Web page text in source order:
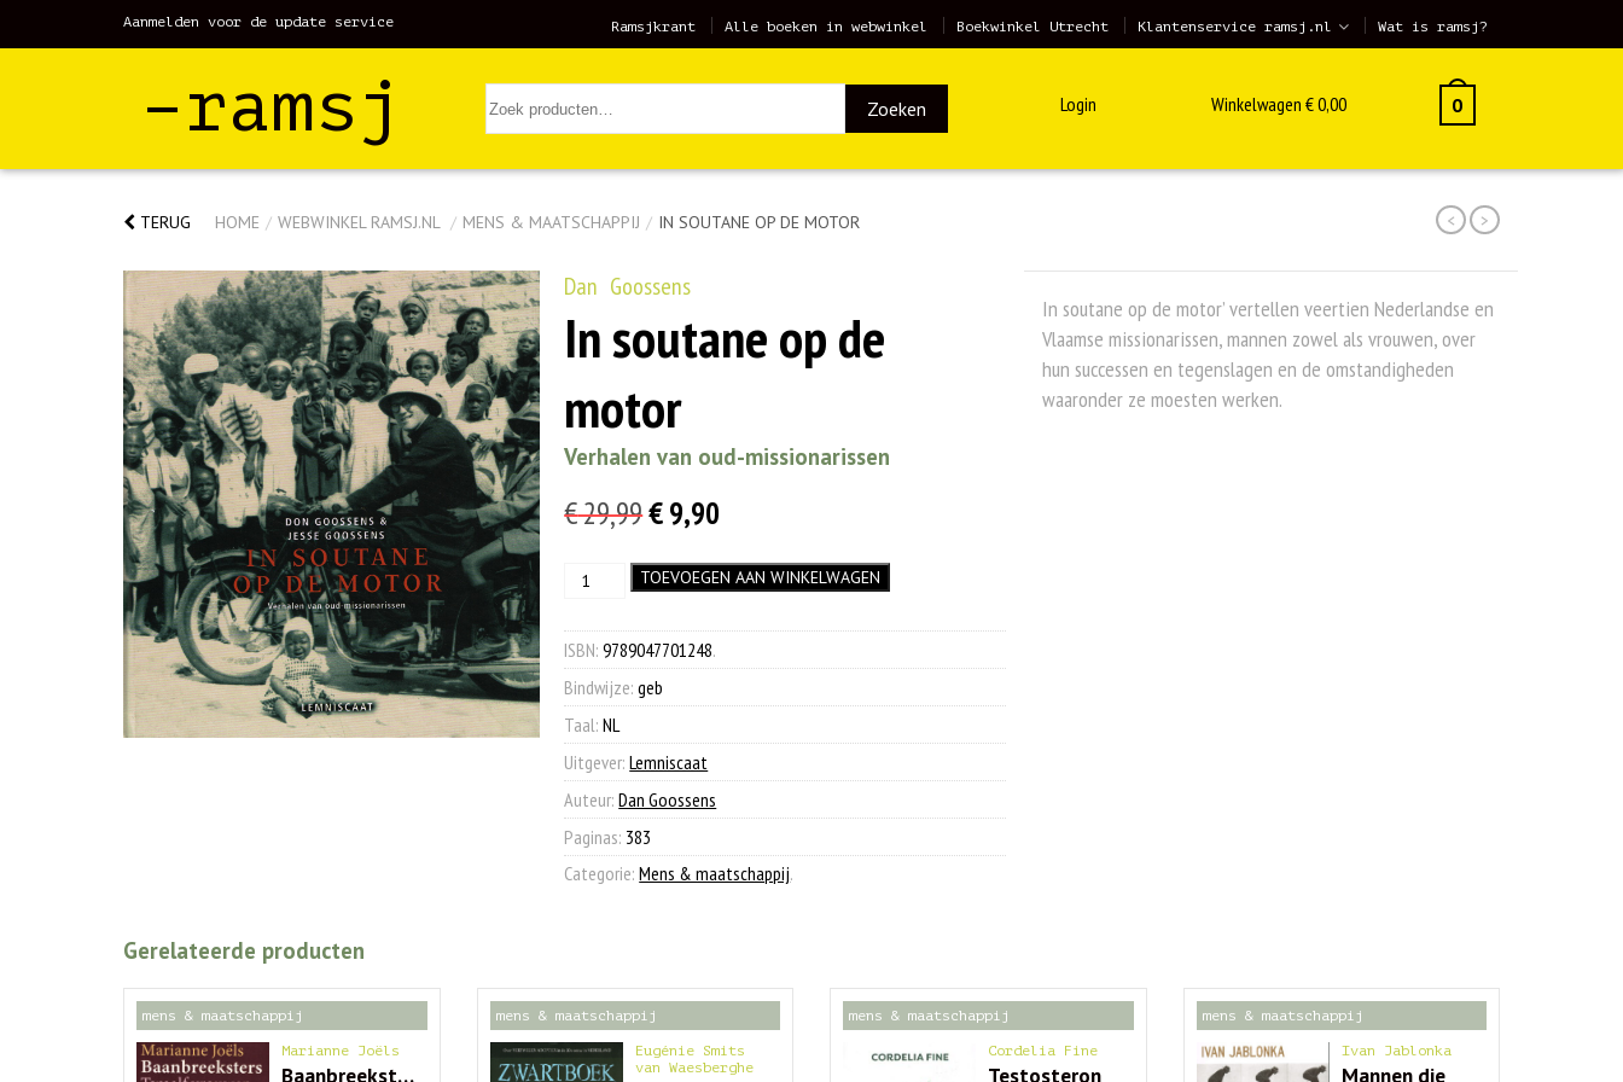
Aanmelden voor de update service Ramsjkrant Alle boeken in webwinkel Boekwinkel Utrecht Klantenservice ramsj.nl Wat is ramsj?
–ramsj Zoeken Login Winkelwagen €0,00 0
TERUG HOME / WEBWINKEL RAMSJ.NL / MENS & MAATSCHAPPIJ / IN SOUTANE OP DE MOTOR < >
Dan Goossens
In soutane op de
motor
Verhalen van oud-missionarissen
€29,99Oorspronkelijke
was:
€ 29,99.
€9,90
is:
€ 9,90.
de
motor
aantal
TOEVOEGEN AAN WINKELWAGEN
ISBN:9789047701248.
Bindwijze:geb
Taal:NL
Uitgever:Lemniscaat
Auteur:Dan Goossens
Paginas: 383
Categorie:Mens & maatschappij.
In soutane op de motor’ vertellen veertien Nederlandse en
Vlaamse missionarissen, mannen zowel als vrouwen, over
hun successen en tegenslagen en de omstandigheden
waaronder ze moesten werken.
Gerelateerde producten
mens & maatschappij
Marianne Joëls
Baanbreeksters
mens & maatschappij
Eugénie Smits
van Waesberghe
mens & maatschappij
Cordelia Fine
Testosteron
mens & maatschappij
Ivan Jablonka
Mannen die